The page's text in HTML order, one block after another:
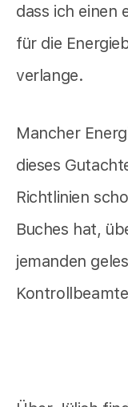
dass ich einen
für die
verlange.
Mancher
dieses
Richtlinien
Buches hat,
jemanden